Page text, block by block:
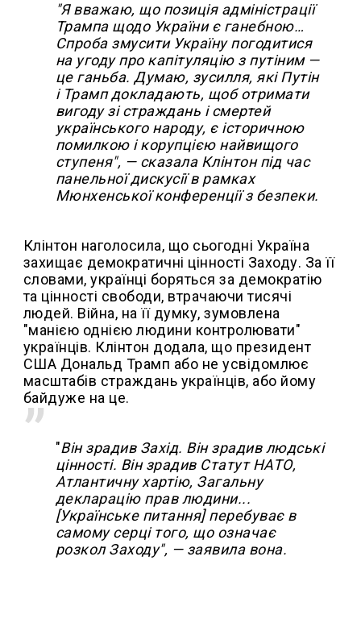
"Я вважаю, що позиція адміністрації
Трампа щодо України є ганебною…
Спроба змусити Україну погодитися
на угоду про капітуляцію з путіним —
це ганьба. Думаю, зусилля, які Путін
і Трамп докладають, щоб отримати
вигоду зі страждань і смертей
українського народу, є історичною
помилкою і корупцією найвищого
ступеня", — сказала Клінтон під час
панельної дискусії в рамках
Мюнхенської конференції з безпеки.
Клінтон наголосила, що сьогодні Україна
захищає демократичні цінності Заходу. За її
словами, українці боряться за демократію
та цінності свободи, втрачаючи тисячі
людей. Війна, на її думку, зумовлена
"манією однією людини контролювати"
українців. Клінтон додала, що президент
США Дональд Трамп або не усвідомлює
масштабів страждань українців, або йому
байдуже на це.
"Він зрадив Захід. Він зрадив людські
цінності. Він зрадив Статут НАТО,
Атлантичну хартію, Загальну
декларацію прав людини...
[Українське питання] перебуває в
самому серці того, що означає
розкол Заходу", — заявила вона.